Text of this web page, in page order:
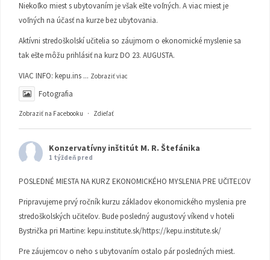
Niekoľko miest s ubytovaním je však ešte voľných. A viac miest je
voľných na účasť na kurze bez ubytovania.
Aktívni stredoškolskí učitelia so záujmom o ekonomické myslenie sa
tak ešte môžu prihlásiť na kurz DO 23. AUGUSTA.
VIAC INFO: kepu.ins ... Zobraziť viac
Fotografia
Zobraziť na Facebooku · Zdieľať
Konzervatívny inštitút M. R. Štefánika
1 týždeň pred
POSLEDNÉ MIESTA NA KURZ EKONOMICKÉHO MYSLENIA PRE UČITEĽOV
Pripravujeme prvý ročník kurzu základov ekonomického myslenia pre
stredoškolských učiteľov. Bude posledný augustový víkend v hoteli
Bystrička pri Martine: kepu.institute.sk/https://kepu.institute.sk/
Pre záujemcov o neho s ubytovaním ostalo pár posledných miest.